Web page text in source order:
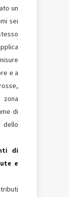
un
sei
e a
di
di
e